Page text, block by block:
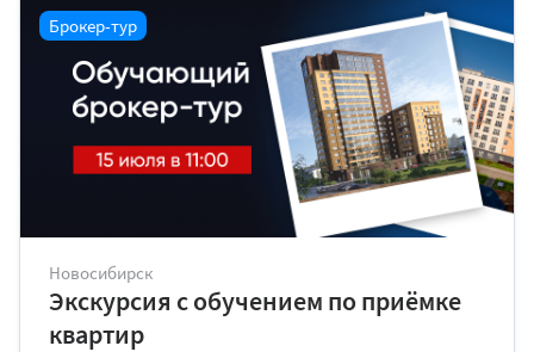
Брокер-тур
Новосибирск
Экскурсия с обучением по приёмке
квартир